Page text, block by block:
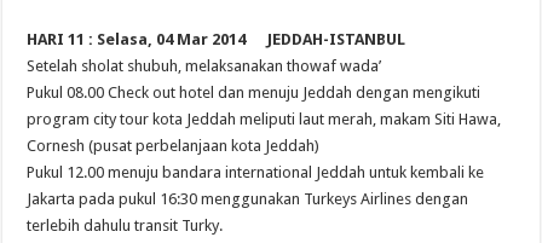
HARI 11 : Selasa, 04 Mar 2014 JEDDAH-ISTANBUL
Setelah sholat shubuh, melaksanakan thowaf wada’
Pukul 08.00 Check out hotel dan menuju Jeddah dengan mengikuti
program city tour kota Jeddah meliputi laut merah, makam Siti Hawa,
Cornesh (pusat perbelanjaan kota Jeddah)
Pukul 12.00 menuju bandara international Jeddah untuk kembali ke
Jakarta pada pukul 16:30 menggunakan Turkeys Airlines dengan
terlebih dahulu transit Turky.